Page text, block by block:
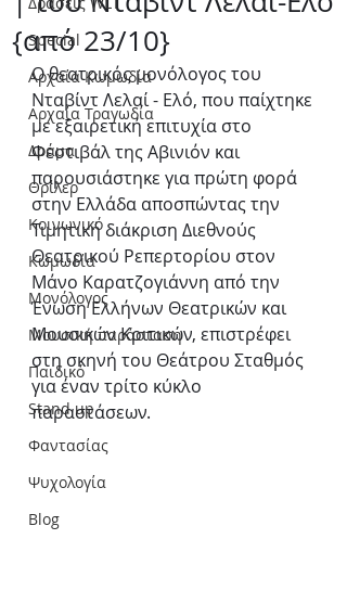
Special
Αρχαία Κωμωδία
Αρχαία Τραγωδία
Δράμα
Θρίλερ
Κοινωνικό
Κωμωδία
Μονόλογος
Μουσική παράσταση
Παιδικό
Stand up
Φαντασίας
Ψυχολογία
Blog
{από 23/10}
Ο θεατρικός μονόλογος του
Νταβίντ Λελαί - Ελό, που παίχτηκε
με εξαιρετική επιτυχία στο
Φεστιβάλ της Αβινιόν και
παρουσιάστηκε για πρώτη φορά
στην Ελλάδα αποσπώντας την
Τιμητική διάκριση Διεθνούς
Θεατρικού Ρεπερτορίου στον
Μάνο Καρατζογιάννη από την
Ένωση Ελλήνων Θεατρικών και
Μουσικών Κριτικών, επιστρέφει
στη σκηνή του Θεάτρου Σταθμός
για έναν τρίτο κύκλο
παραστάσεων.